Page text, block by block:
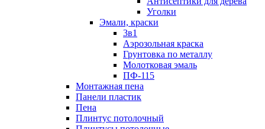
Уголки
Эмали, краски
3в1
Аэрозольная краска
Грунтовка по металлу
Молотковая эмаль
ПФ-115
Монтажная пена
Панели пластик
Пена
Плинтус потолочный